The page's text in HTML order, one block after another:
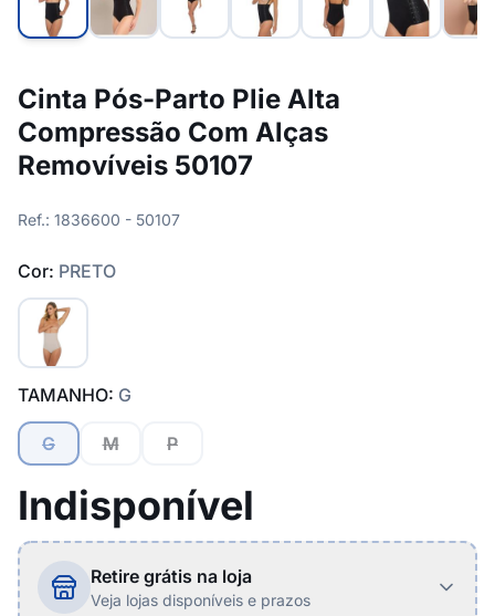
Cinta Pós-Parto Plie Alta
Compressão Com Alças
Removíveis 50107
Ref.: 1836600 - 50107
Cor: PRETO
TAMANHO: G
G M P
Indisponível
Retire grátis na loja
Veja lojas disponíveis e prazos